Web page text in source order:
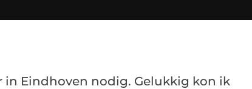
in Eindhoven nodig. Gelukkig kon ik